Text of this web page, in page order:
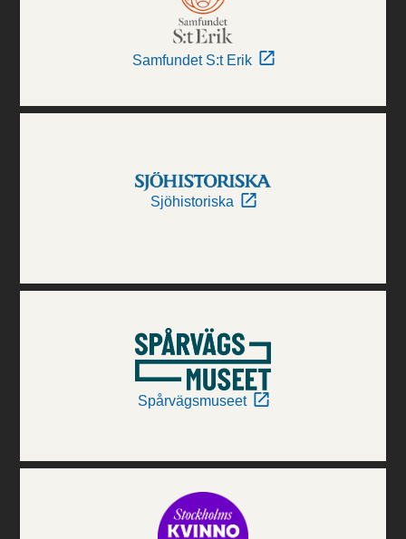
Samfundet S:t Erik
Sjöhistoriska
Spårvägsmuseet